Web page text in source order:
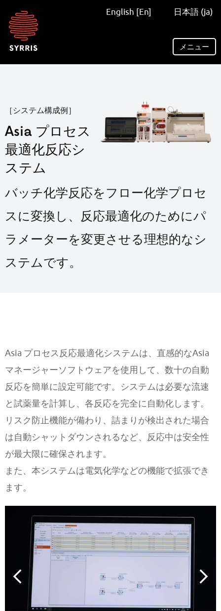
English [En] 日本語 (ja)
メニュー
［システム構成例］
Asia プロセス
最適化反応シ
ステム
バッチ化学反応をフロー化学プロセ
スに変換し、反応最適化のためにパ
ラメーターを変更させる理想的なシ
ステムです。
Asia プロセス反応最適化システムは、直感的なAsia
マネージャーソフトウェアを使用して、数十の自動
反応を簡単に設定可能です。システムは必要な流速
と試薬量を計算し、各反応を完全に自動化します。
リスク防止機能が備わり、詰まりが検出された場合
は自動シャットダウンされるなど、反応中は安全性
が最大限に確保されます。
また、本システムは電気化学などの機能で拡張でき
ます。